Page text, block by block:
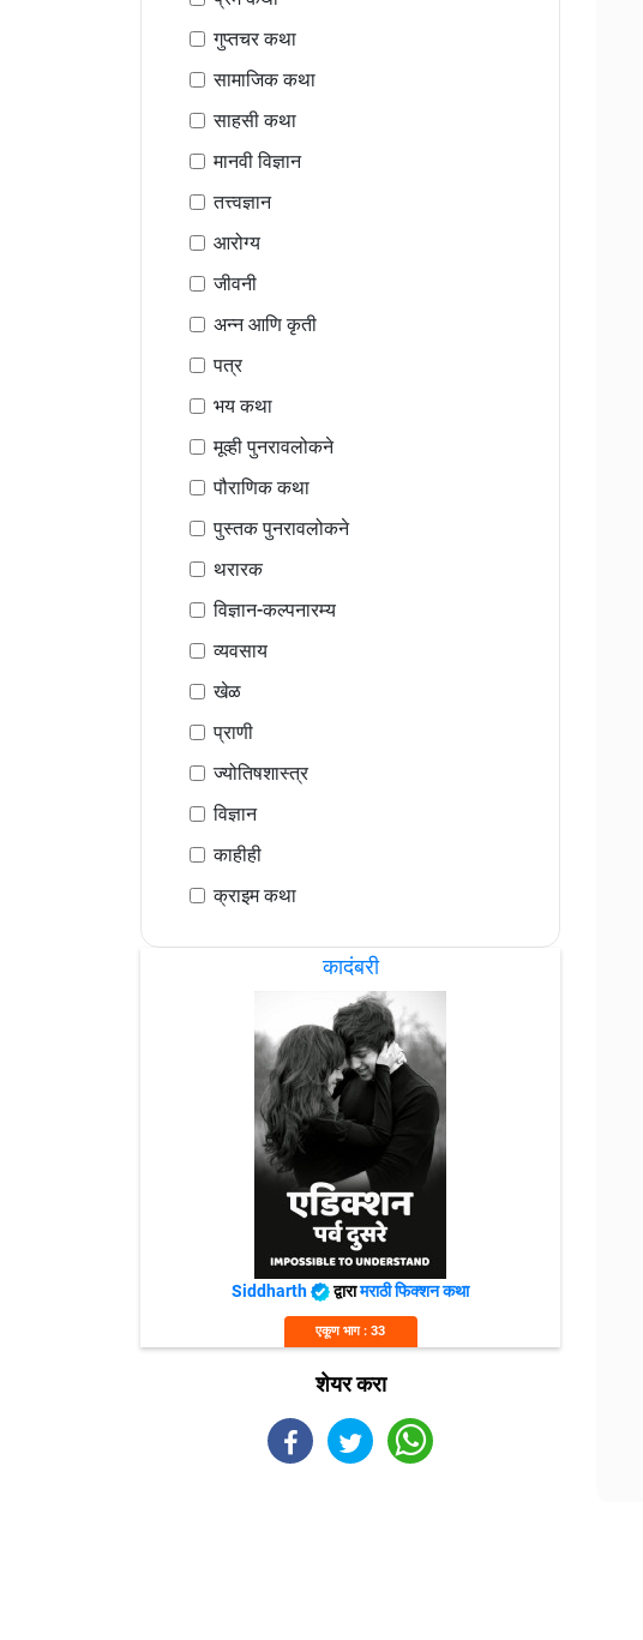
गुप्तचर कथा
सामाजिक कथा
साहसी कथा
मानवी विज्ञान
तत्त्वज्ञान
आरोग्य
जीवनी
अन्न आणि कृती
पत्र
भय कथा
मूव्ही पुनरावलोकने
पौराणिक कथा
पुस्तक पुनरावलोकने
थरारक
विज्ञान-कल्पनारम्य
व्यवसाय
खेळ
प्राणी
ज्योतिषशास्त्र
विज्ञान
काहीही
क्राइम कथा
कादंबरी
Siddharth द्वारामराठी फिक्शन कथा
एकूण भाग : 33
शेयर करा